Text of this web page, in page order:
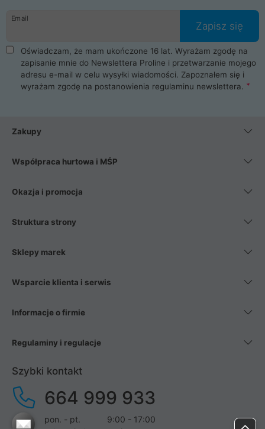
Email
Zapisz się
Oświadczam, że mam ukończone 16 lat. Wyrażam zgodę na
zapisanie mnie do Newslettera Proline i przetwarzanie mojego
adresu e-mail w celu wysyłki wiadomości. Zapoznałem się i
wyrażam zgodę na postanowienia regulaminu newslettera.
Zakupy
Współpraca hurtowa i MŚP
Okazja i promocja
Struktura strony
Sklepy marek
Wsparcie klienta i serwis
Informacje o firmie
Regulaminy i regulacje
Szybki kontakt
664 999 933
pon. - pt.
9:00 - 17:00